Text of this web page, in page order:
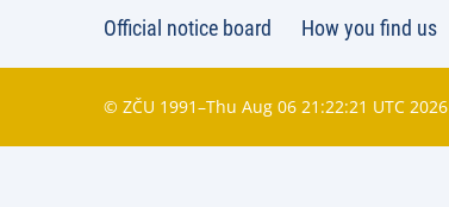
Official notice board How you find us
© ZČU 1991–Thu Aug 06 21:22:21 UTC 2026